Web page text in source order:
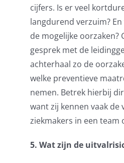
cijfers. Is er veel
langdurend verzuim?
de mogelijke oorzaken?
gesprek met de
achterhaal zo de
welke preventieve
nemen. Betrek hierbij
want zij kennen vaak de
ziekmakers in een team
5. Wat zijn de